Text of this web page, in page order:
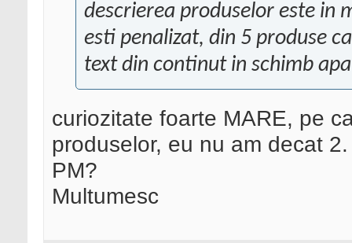
descrierea produselor este in
esti penalizat, din 5 produse
text din continut in schimb
curiozitate foarte MARE, pe
produselor, eu nu am decat
PM?
Multumesc